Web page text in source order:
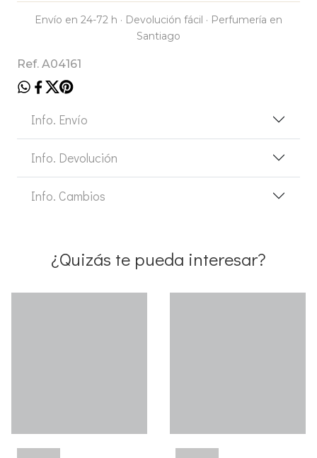
Envío en 24-72 h · Devolución fácil · Perfumería en
Santiago
Ref. A04161
Info. Envío
Info. Devolución
Info. Cambios
¿Quizás te pueda interesar?